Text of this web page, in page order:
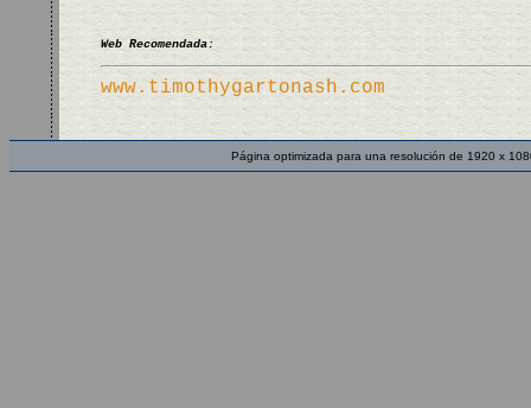
Web Recomendada:
www.timothygartonash.com
Página optimizada para una resolución de 1920 x